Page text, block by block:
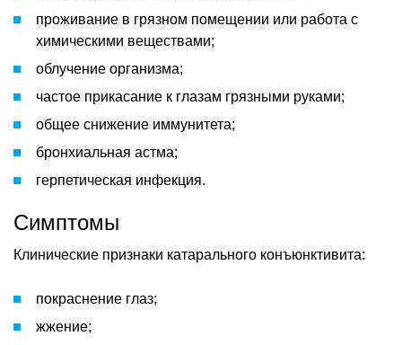
проживание в грязном помещении или работа с
химическими веществами;
облучение организма;
частое прикасание к глазам грязными руками;
общее снижение иммунитета;
бронхиальная астма;
герпетическая инфекция.
Симптомы
Клинические признаки катарального конъюнктивита:
покраснение глаз;
жжение;